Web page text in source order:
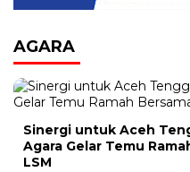
AGARA
Sinergi untuk Aceh
Agara Gelar Temu
LSM